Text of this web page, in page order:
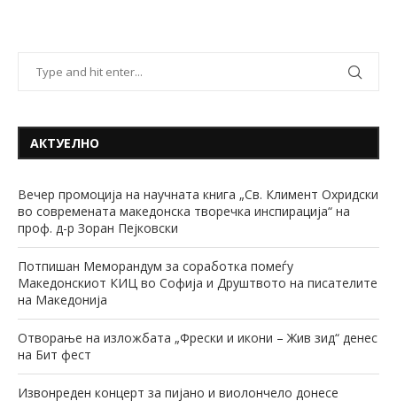
АКТУЕЛНО
Вечер промоција на научната книга „Св. Климент Охридски
во современата македонска творечка инспирација“ на
проф. д-р Зоран Пејковски
Потпишан Меморандум за соработка помеѓу
Македонскиот КИЦ во Софија и Друштвото на писателите
на Македонија
Отворање на изложбата „Фрески и икони – Жив зид“ денес
на Бит фест
Извонреден концерт за пијано и виолончело донесе